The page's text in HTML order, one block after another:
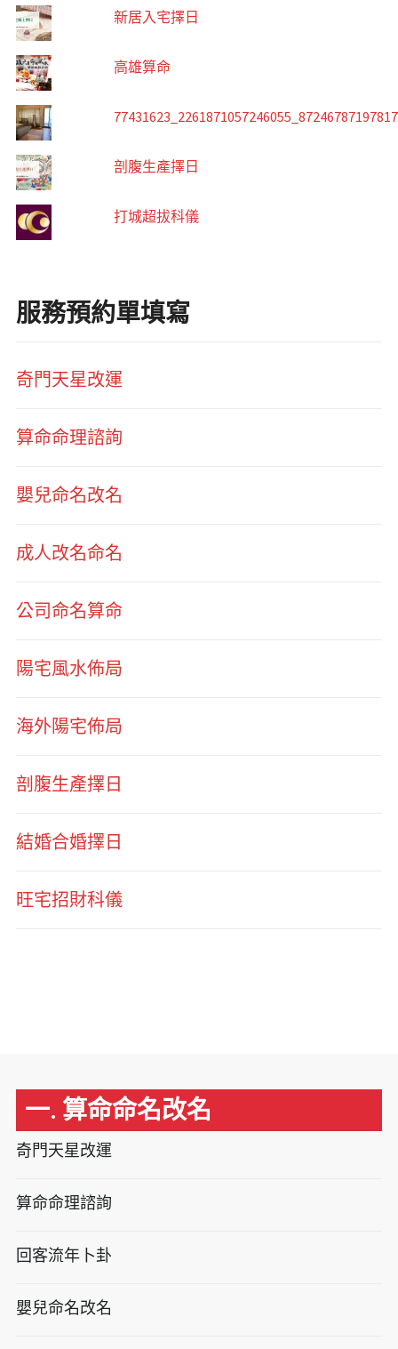
新居入宅擇日
高雄算命
剖腹生產擇日
打城超拔科儀
服務預約單填寫
奇門天星改運
算命命理諮詢
嬰兒命名改名
成人改名命名
公司命名算命
陽宅風水佈局
海外陽宅佈局
剖腹生產擇日
結婚合婚擇日
旺宅招財科儀
一. 算命命名改名
奇門天星改運
算命命理諮詢
回客流年卜卦
嬰兒命名改名